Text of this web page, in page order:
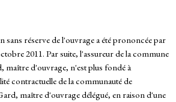
sans réserve de l'ouvrage a été prononcée par
2011. Par suite, l'assureur de la commune
maître d'ouvrage, n'est plus fondé à
contractuelle de la communauté de
maître d'ouvrage délégué, en raison d'une